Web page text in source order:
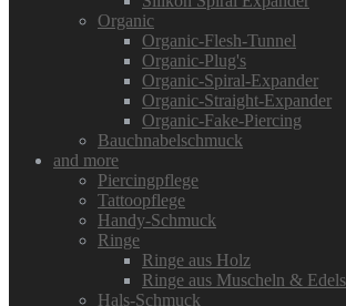
Organic
Organic-Flesh-Tunnel
Organic-Plug's
Organic-Spiral-Expander
Organic-Straight-Expander
Organic-Fake-Piercing
Bauchnabelschmuck
and more
Piercingpflege
Tattoopflege
Handy-Schmuck
Ringe
Ringe aus Holz
Ringe aus Muscheln &
Hals-Schmuck